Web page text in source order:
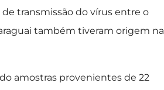
transmissão do vírus entre o
também tiveram origem na
amostras provenientes de 22